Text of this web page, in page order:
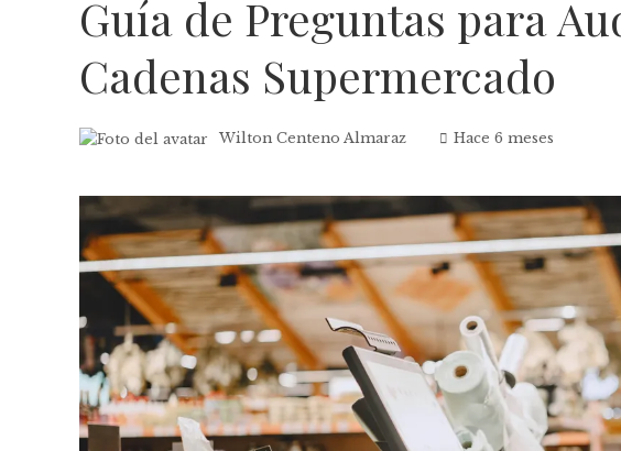
Guía de Preguntas para
Cadenas Supermercado
Wilton Centeno Almaraz Hace 6 meses